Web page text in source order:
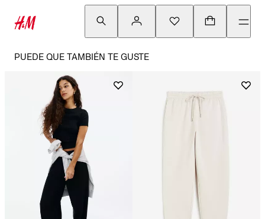
PUEDE QUE TAMBIÉN TE GUSTE